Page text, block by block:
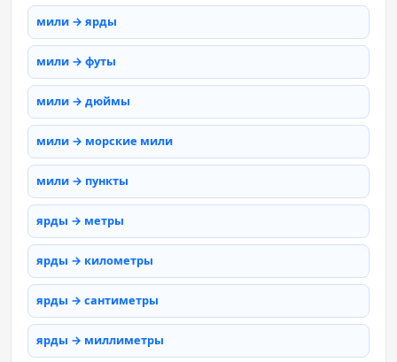
мили → ярды
мили → футы
мили → дюймы
мили → морские мили
мили → пункты
ярды → метры
ярды → километры
ярды → сантиметры
ярды → миллиметры